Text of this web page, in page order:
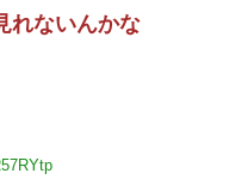
れないんかな